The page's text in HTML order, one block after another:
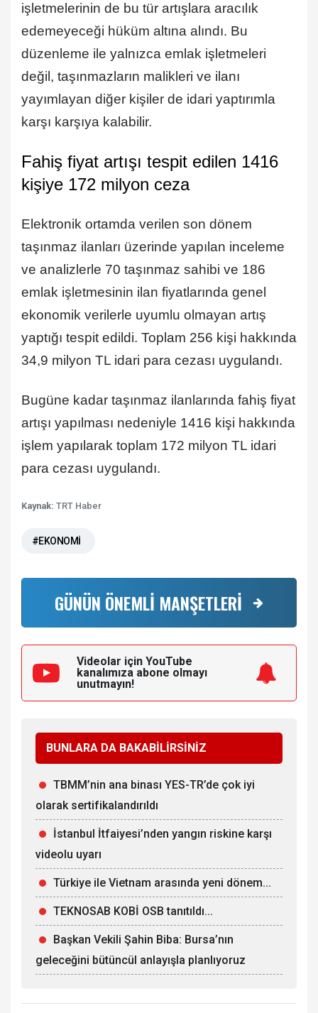
işletmelerinin de bu tür artışlara aracılık
edemeyeceği hüküm altına alındı. ⁠Bu
düzenleme ile yalnızca emlak işletmeleri
değil, taşınmazların malikleri ve ilanı
yayımlayan diğer kişiler de idari yaptırımla
karşı karşıya kalabilir.
Fahiş fiyat artışı tespit edilen 1416
kişiye 172 milyon ceza
Elektronik ortamda verilen son dönem
taşınmaz ilanları üzerinde yapılan inceleme
ve analizlerle 70 taşınmaz sahibi ve 186
emlak işletmesinin ilan fiyatlarında genel
ekonomik verilerle uyumlu olmayan artış
yaptığı tespit edildi. Toplam 256 kişi hakkında
34,9 milyon TL idari para cezası uygulandı.
Bugüne kadar taşınmaz ilanlarında fahiş fiyat
artışı yapılması nedeniyle 1416 kişi hakkında
işlem yapılarak toplam 172 milyon TL idari
para cezası uygulandı.
Kaynak: TRT Haber
#EKONOMİ
GÜNÜN ÖNEMLİ MANŞETLERİ
Videolar için YouTube
kanalımıza abone olmayı
unutmayın!
BUNLARA DA BAKABİLİRSİNİZ
TBMM’nin ana binası YES-TR’de çok iyi
olarak sertifikalandırıldı
İstanbul İtfaiyesi’nden yangın riskine karşı
videolu uyarı
Türkiye ile Vietnam arasında yeni dönem...
TEKNOSAB KOBİ OSB tanıtıldı...
Başkan Vekili Şahin Biba: Bursa’nın
geleceğini bütüncül anlayışla planlıyoruz